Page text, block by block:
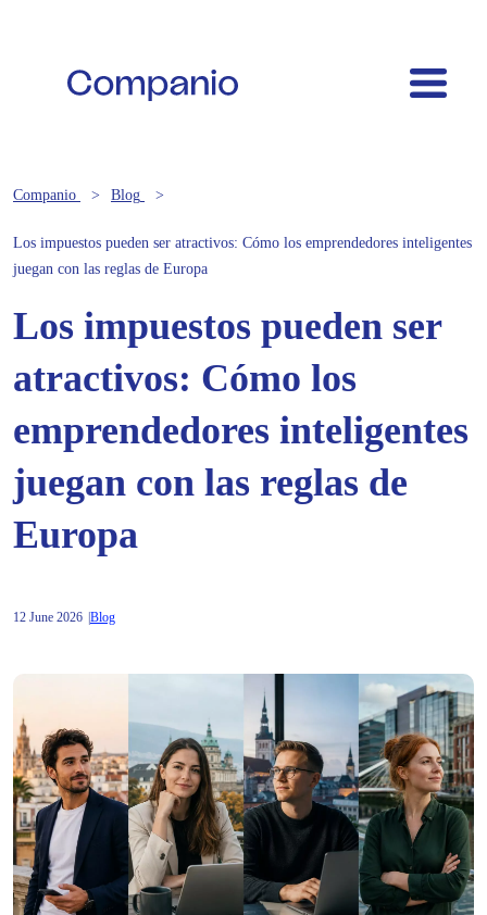
Companio Blog
Los impuestos pueden ser atractivos: Cómo los emprendedores inteligentes
juegan con las reglas de Europa
Los impuestos pueden ser
atractivos: Cómo los
emprendedores inteligentes
juegan con las reglas de
Europa
12 June 2026 Blog